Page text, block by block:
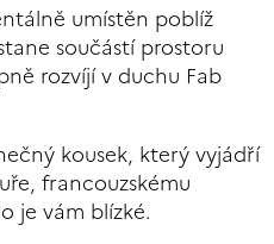
umístěn poblíž
součástí prostoru
rozvíjí v duchu Fab
kousek, který vyjádří
francouzskému
je vám blízké.